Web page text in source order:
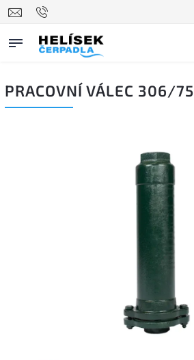
PRACOVNÍ VÁLEC 306/75